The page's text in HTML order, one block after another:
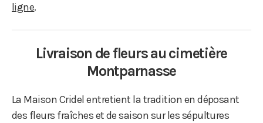
ligne.
Livraison de fleurs au cimetière
Montparnasse
La Maison Cridel entretient la tradition en déposant
des fleurs fraîches et de saison sur les sépultures